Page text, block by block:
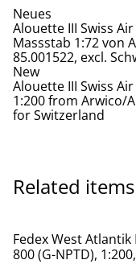
Neues
Alouette III Swiss
Massstab 1:72 von
85.001522, excl.
New
Alouette III Swiss
1:200 from Arwico/
for Switzerland
Related items
Fedex West Atlantik B737-
800 (G-NPTD),